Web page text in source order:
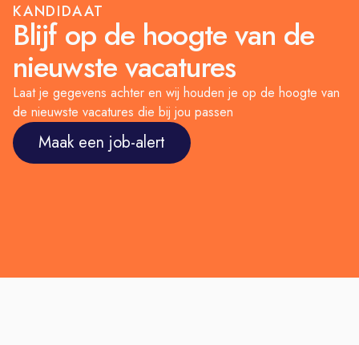
KANDIDAAT
Blijf op de hoogte van de
nieuwste vacatures
Laat je gegevens achter en wij houden je op de hoogte van
de nieuwste vacatures die bij jou passen
Maak een job-alert